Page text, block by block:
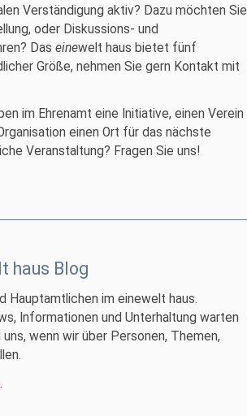
Verständigung aktiv? Dazu möchten Sie
oder Diskussions- und
Das einewelt haus bietet fünf
Größe, nehmen Sie gern Kontakt mit
im Ehrenamt eine Initiative, einen Verein
einen Ort für das nächste
Veranstaltung? Fragen Sie uns!
haus Blog
Hauptamtlichen im einewelt haus.
Informationen und Unterhaltung warten
wenn wir über Personen, Themen,
.